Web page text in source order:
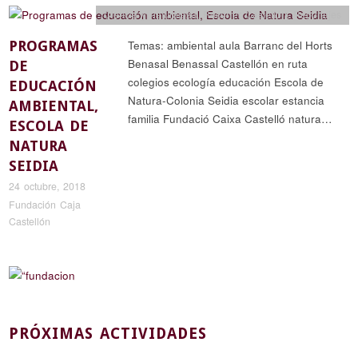
PROGRAMAS
DE
EDUCACIÓN
AMBIENTAL,
ESCOLA DE
NATURA
SEIDIA
24 octubre, 2018
Fundación Caja
Castellón
Ciencia y naturaleza, Recorrer Castellón, Reportajes
Temas: ambiental aula Barranc del Horts
Benasal Benassal Castellón en ruta
colegios ecología educación Escola de
Natura-Colonia Seidia escolar estancia
familia Fundació Caixa Castelló natura…
PRÓXIMAS ACTIVIDADES